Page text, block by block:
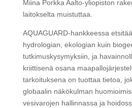
Miina Porkka Aalto-yliopiston
laitokselta muistuttaa.
AQUAGUARD-hankkeessa
hydrologian, ekologian kuin
tutkimuskysymyksiin, ja
kriittisenä osana
tarkoituksena on tuottaa tietoa,
globaalin näkökulman
vesivarojen hallinnassa ja